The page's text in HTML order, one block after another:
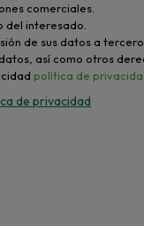
comerciales.
del interesado.
de sus datos a
así como otros
política de
de privacidad